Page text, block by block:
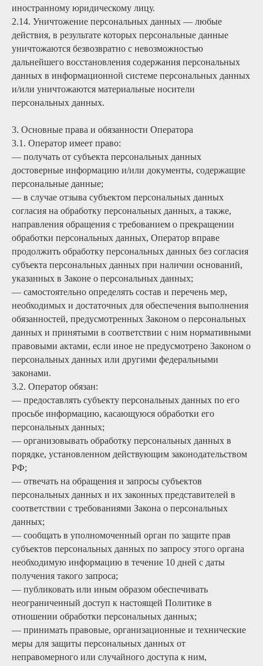
иностранному юридическому лицу.
2.14. Уничтожение персональных данных — любые
действия, в результате которых персональные данные
уничтожаются безвозвратно с невозможностью
дальнейшего восстановления содержания персональных
данных в информационной системе персональных данных
и/или уничтожаются материальные носители
персональных данных.
3. Основные права и обязанности Оператора
3.1. Оператор имеет право:
— получать от субъекта персональных данных
достоверные информацию и/или документы, содержащие
персональные данные;
— в случае отзыва субъектом персональных данных
согласия на обработку персональных данных, а также,
направления обращения с требованием о прекращении
обработки персональных данных, Оператор вправе
продолжить обработку персональных данных без согласия
субъекта персональных данных при наличии оснований,
указанных в Законе о персональных данных;
— самостоятельно определять состав и перечень мер,
необходимых и достаточных для обеспечения выполнения
обязанностей, предусмотренных Законом о персональных
данных и принятыми в соответствии с ним нормативными
правовыми актами, если иное не предусмотрено Законом о
персональных данных или другими федеральными
законами.
3.2. Оператор обязан:
— предоставлять субъекту персональных данных по его
просьбе информацию, касающуюся обработки его
персональных данных;
— организовывать обработку персональных данных в
порядке, установленном действующим законодательством
РФ;
— отвечать на обращения и запросы субъектов
персональных данных и их законных представителей в
соответствии с требованиями Закона о персональных
данных;
— сообщать в уполномоченный орган по защите прав
субъектов персональных данных по запросу этого органа
необходимую информацию в течение 10 дней с даты
получения такого запроса;
— публиковать или иным образом обеспечивать
неограниченный доступ к настоящей Политике в
отношении обработки персональных данных;
— принимать правовые, организационные и технические
меры для защиты персональных данных от
неправомерного или случайного доступа к ним,